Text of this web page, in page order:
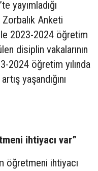
yayımladığı
Anketi
2023-2024 öğretim
disiplin vakalarının
2024 öğretim yılında
yaşandığını
ihtiyacı var”
öğretmeni ihtiyacı